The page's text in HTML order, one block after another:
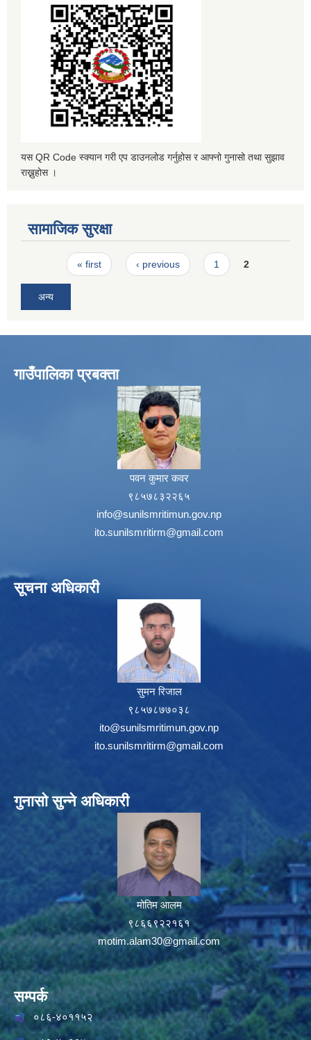
यस QR Code स्क्यान गरी एप डाउनलोड गर्नुहोस र आफ्नो गुनासो तथा सुझाव
राख्नुहोस ।
सामाजिक सुरक्षा
Pages« first ‹ previous 1 2
अन्य
गाउँपालिका प्रबक्ता
पवन कुमार कवर
९८५७८३२२६५
info@sunilsmritimun.gov.np
ito.sunilsmritirm@gmail.com
सूचना अधिकारी
सुमन रिजाल
९८५७८७७०३८
ito@sunilsmritimun.gov.np
ito.sunilsmritirm@gmail.com
गुनासो सुन्ने अधिकारी
मोतिम आलम
९८६६९२२१६१
motim.alam30@gmail.com
सम्पर्क
०८६-४०११५२